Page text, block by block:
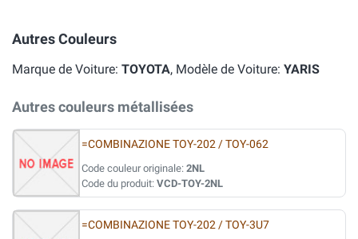
Autres Couleurs
Marque de Voiture: TOYOTA, Modèle de Voiture: YARIS
Autres couleurs métallisées
=COMBINAZIONE TOY-202 / TOY-062
Code couleur originale: 2NL
Code du produit: VCD-TOY-2NL
=COMBINAZIONE TOY-202 / TOY-3U7